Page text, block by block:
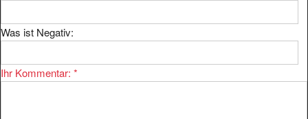
Was ist Negativ:
Ihr Kommentar: *